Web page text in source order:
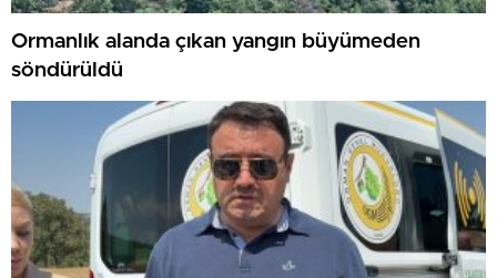
Ormanlık alanda çıkan yangın büyümeden
söndürüldü